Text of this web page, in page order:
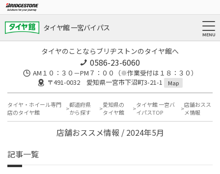
タイヤ館 一宮バイパス
タイヤのことならブリヂストンのタイヤ館へ
0586-23-6060
AM１０：３０－PM７：００（※作業受付は１８：３０）
〒491-0032 愛知県一宮市下沼町3-21-1
Map
タイヤ・ホイール専門
店のタイヤ館
都道府県
から探す
愛知県の
タイヤ館
タイヤ館 一宮バ
イパスTOP
店舗おスス
メ情報
店舗おススメ情報 / 2024年5月
記事一覧